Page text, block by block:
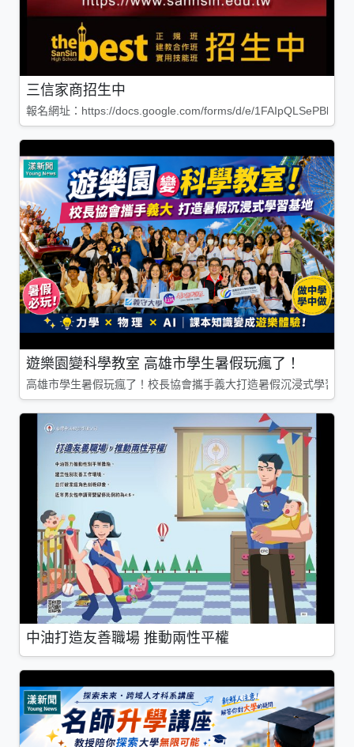
三信家商招生中
報名網址：https://docs.google.com/forms/d/e/
遊樂園變科學教室 高雄市學生暑假玩瘋了！
高雄市學生暑假玩瘋了！校長協會攜手義大打造暑假沉浸式學習基
中油打造友善職場 推動兩性平權